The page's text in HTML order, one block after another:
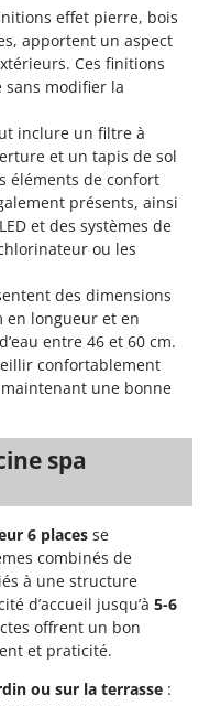
effet pierre, bois
apportent un aspect
Ces finitions
sans modifier la
inclure un filtre à
et un tapis de sol
éléments de confort
présents, ainsi
et des systèmes de
ou les
des dimensions
en longueur et en
entre 46 et 60 cm.
confortablement
une bonne
spa
6 places se
combinés de
à une structure
d’accueil jusqu’à 5-6
offrent un bon
et praticité.
ou sur la terrasse :